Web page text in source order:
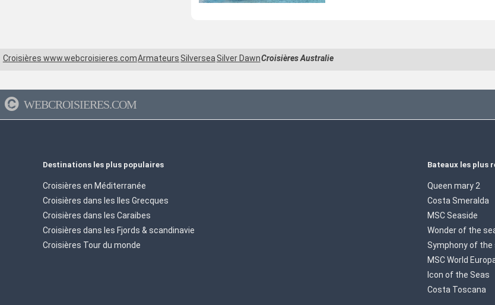
Croisières www.webcroisieres.comArmateurs SilverseaSilver DawnCroisières Australie
WEBCROISIERES.COM
Destinations les plus populaires
Croisières en Méditerranée
Croisières dans les Iles Grecques
Croisières dans les Caraibes
Croisières dans les Fjords & scandinavie
Croisières Tour du monde
Bateaux les plus
Queen mary 2
Costa Smeralda
MSC Seaside
Wonder of the
Symphony of the
MSC World
Icon of the Seas
Costa Toscana